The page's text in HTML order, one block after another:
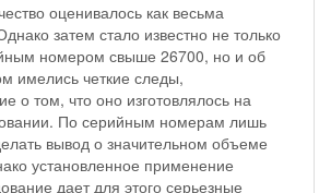
оценивалось как весьма
затем стало известно не только
номером свыше 26700, но и об
имелись четкие следы,
о том, что оно изготовлялось на
По серийным номерам лишь
вывод о значительном объеме
установленное применение
дает для этого серьезные